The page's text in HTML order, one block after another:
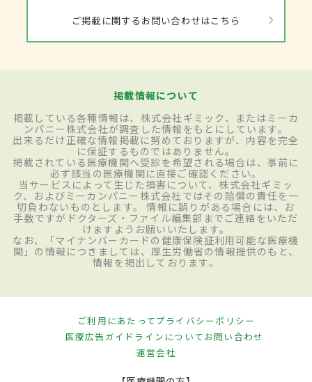
ご掲載に関するお問い合わせはこちら
掲載情報について
掲載している各種情報は、株式会社ギミック、またはミーカ
ンパニー株式会社が調査した情報をもとにしています。
出来るだけ正確な情報掲載に努めておりますが、内容を完全
に保証するものではありません。
掲載されている医療機関へ受診を希望される場合は、事前に
必ず該当の医療機関に直接ご確認ください。
当サービスによって生じた損害について、株式会社ギミッ
ク、およびミーカンパニー株式会社ではその賠償の責任を一
切負わないものとします。 情報に誤りがある場合には、お
手数ですがドクターズ・ファイル編集部までご連絡をいただ
けますようお願いいたします。
なお、「マイナンバーカードの健康保険証利用可能な医療機
関」の情報につきましては、厚生労働省の情報提供のもと、
情報を掲出しております。
ご利用にあたってプライバシーポリシー
医療広告ガイドラインについてお問い合わせ
運営会社